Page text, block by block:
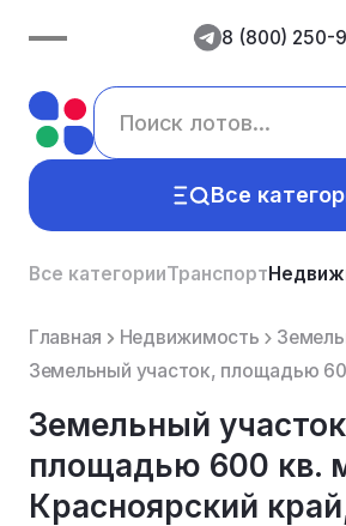
8 (800) 250-
Все
Все категорииТранспорт
Главная Недвижимость
Земельный
площадью 600 кв.
Красноярский